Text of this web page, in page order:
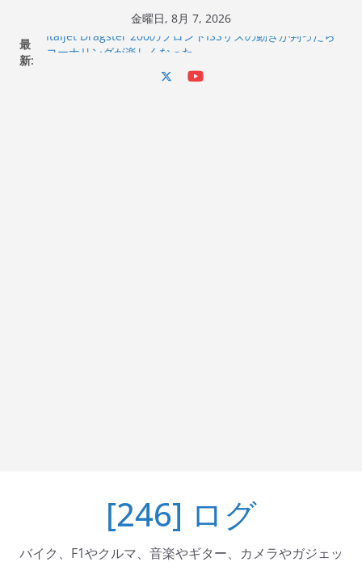
金曜日, 8月 7, 2026
最
新:
Italjet Dragster 200のフロントISSサスの動きが判ったら
Italjet Dragster 200が納車完了！各部をチェックして、ス
[246] ログ
バイク、F1やクルマ、音楽やギター、カメラやガジェッ